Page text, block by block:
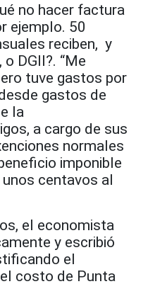
no hacer factura
ejemplo. 50
reciben, y
DGII?. “Me
tuve gastos por
gastos de
la
a cargo de sus
normales
imponible
centavos al
el economista
y escribió
el
costo de Punta